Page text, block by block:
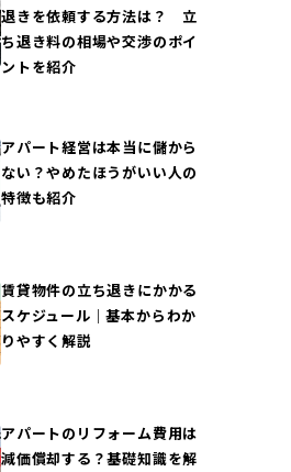
退きを依頼する方法は？ 立
ち退き料の相場や交渉のポイ
ントを紹介
アパート経営は本当に儲から
ない？やめたほうがいい人の
特徴も紹介
賃貸物件の立ち退きにかかる
スケジュール｜基本からわか
りやすく解説
アパートのリフォーム費用は
減価償却する？基礎知識を解